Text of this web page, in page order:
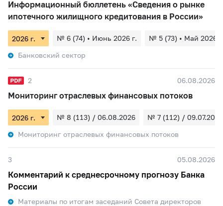
Информационный бюллетень «Сведения о рынке
ипотечного жилищного кредитования в России»
№ 6 (74) • Июнь 2026 г.
№ 5 (73) • Май 2026
Банковский сектор
2 06.08.2026
Мониторинг отраслевых финансовых потоков
№ 8 (113) / 06.08.2026
№ 7 (112) / 09.07.2026
Мониторинг отраслевых финансовых потоков
3 05.08.2026
Комментарий к среднесрочному прогнозу Банка
России
Материалы по итогам заседаний Совета директоров